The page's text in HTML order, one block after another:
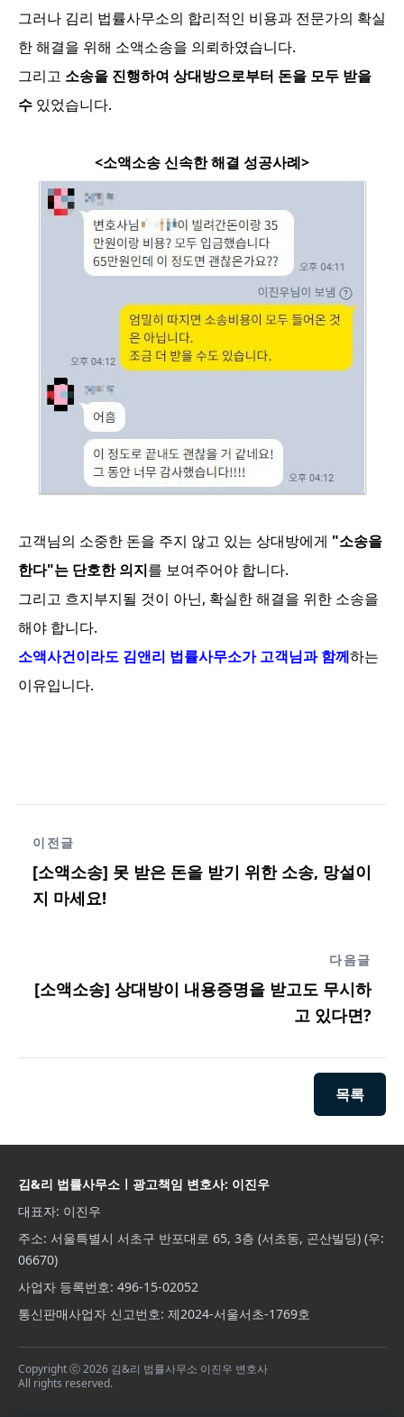
그러나 김리 법률사무소의 합리적인 비용과 전문가의 확실
한 해결을 위해 소액소송을 의뢰하였습니다.
그리고 소송을 진행하여 상대방으로부터 돈을 모두 받을
수 있었습니다.
<소액소송 신속한 해결 성공사례>
고객님의 소중한 돈을 주지 않고 있는 상대방에게 "소송을
한다"는 단호한 의지를 보여주어야 합니다.
그리고 흐지부지될 것이 아닌, 확실한 해결을 위한 소송을
해야 합니다.
소액사건이라도 김앤리 법률사무소가 고객님과 함께하는
이유입니다.
이전글
[소액소송] 못 받은 돈을 받기 위한 소송, 망설이
지 마세요!
다음글
[소액소송] 상대방이 내용증명을 받고도 무시하
고 있다면?
목록
김&리 법률사무소ㅣ광고책임 변호사: 이진우
대표자: 이진우
주소: 서울특별시 서초구 반포대로 65, 3층 (서초동, 곤산빌딩) (우:
06670)
사업자 등록번호: 496-15-02052
통신판매사업자 신고번호: 제2024-서울서초-1769호
Copyright ⓒ 2026 김&리 법률사무소 이진우 변호사
All rights reserved.